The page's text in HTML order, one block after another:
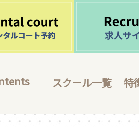
スクール一覧 特